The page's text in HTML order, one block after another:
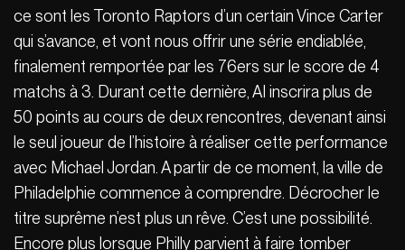
ce sont les Toronto Raptors d’un certain Vince Carter
qui s’avance, et vont nous offrir une série endiablée,
finalement remportée par les 76ers sur le score de 4
matchs à 3. Durant cette dernière, AI inscrira plus de
50 points au cours de deux rencontres, devenant ainsi
le seul joueur de l’histoire à réaliser cette performance
avec Michael Jordan. A partir de ce moment, la ville de
Philadelphie commence à comprendre. Décrocher le
titre suprême n’est plus un rêve. C’est une possibilité.
Encore plus lorsque Philly parvient à faire tomber